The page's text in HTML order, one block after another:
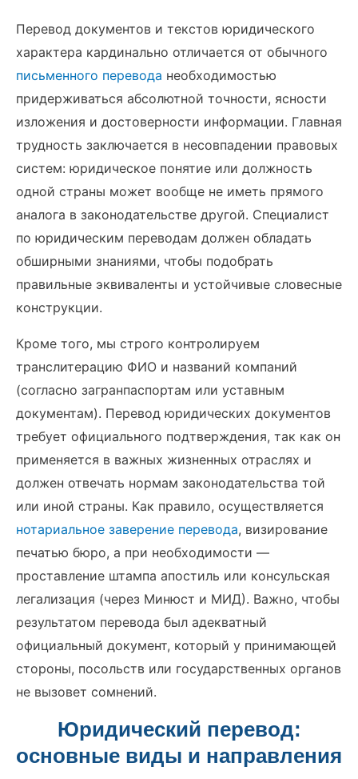
Перевод документов и текстов юридического
характера кардинально отличается от обычного
письменного перевода необходимостью
придерживаться абсолютной точности, ясности
изложения и достоверности информации. Главная
трудность заключается в несовпадении правовых
систем: юридическое понятие или должность
одной страны может вообще не иметь прямого
аналога в законодательстве другой. Специалист
по юридическим переводам должен обладать
обширными знаниями, чтобы подобрать
правильные эквиваленты и устойчивые словесные
конструкции.
Кроме того, мы строго контролируем
транслитерацию ФИО и названий компаний
(согласно загранпаспортам или уставным
документам). Перевод юридических документов
требует официального подтверждения, так как он
применяется в важных жизненных отраслях и
должен отвечать нормам законодательства той
или иной страны. Как правило, осуществляется
нотариальное заверение перевода, визирование
печатью бюро, а при необходимости —
проставление штампа апостиль или консульская
легализация (через Минюст и МИД). Важно, чтобы
результатом перевода был адекватный
официальный документ, который у принимающей
стороны, посольств или государственных органов
не вызовет сомнений.
Юридический перевод:
основные виды и направления